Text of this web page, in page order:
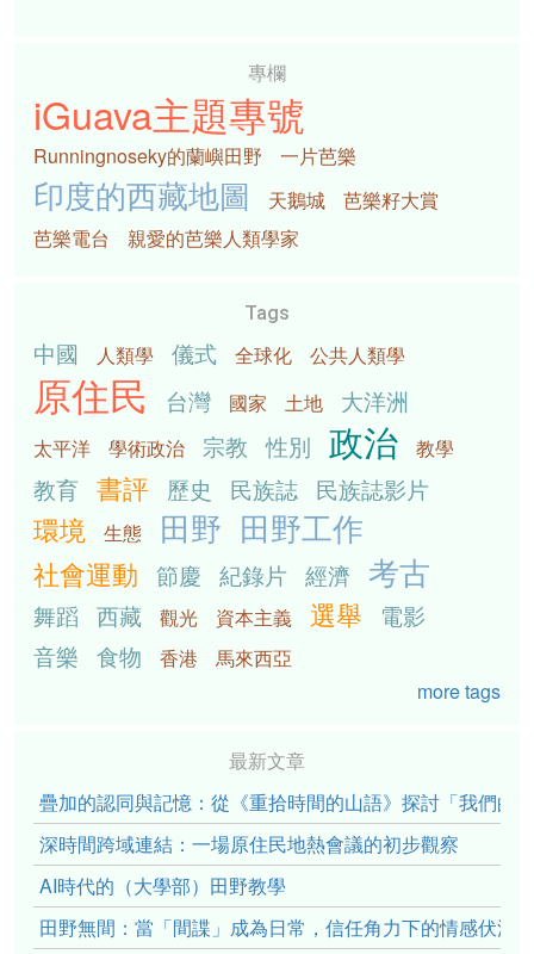
專欄
iGuava主題專號
Runningnoseky的蘭嶼田野 一片芭樂
印度的西藏地圖 天鵝城
芭樂籽大賞
芭樂電台
親愛的芭樂人類學家
Tags
中國 人類學 儀式 全球化 公共人類學
原住民 台灣 國家 土地 大洋洲
太平洋 學術政治 宗教 性別 政治 教學
教育 書評 歷史 民族誌 民族誌影片
環境 生態 田野 田野工作
社會運動 節慶 紀錄片 經濟 考古
舞蹈 西藏 觀光 資本主義 選舉
電影
音樂 食物 香港
馬來西亞
more tags
最新文章
疊加的認同與記憶：從《重拾時間的山語》探討「我們的
深時間跨域連結：一場原住民地熱會議的初步觀察
AI時代的（大學部）田野教學
田野無間：當「間諜」成為日常，信任角力下的情感伏流